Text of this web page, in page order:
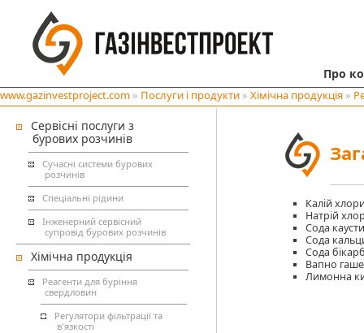
Про
www.gazinvestproject.com » Послуги і продукти » Хімічна продукція »
Сервісні послуги з
бурових розчинів
Сучасні системи бурових
розчинів
Спеціальні рідини
Інженерний сервісний
супровід бурових розчинів
Хімічна продукція
Реагенти для буріння
свердловин
Регулятори фільтрації та
в'язкості
Калій
Натрій
Сода
Сода
Сода
Вапно
Лимонна